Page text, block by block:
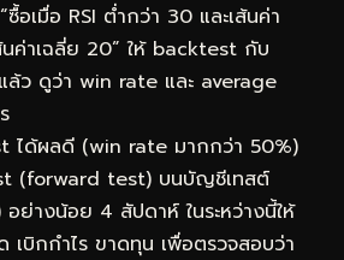
เมื่อ RSI ต่ำกว่า 30 และเส้นค่า
นค่าเฉลี่ย 20” ให้ backtest กับ
ล้ว ดูว่า win rate และ average
ได้ผลดี (win rate มากกว่า 50%)
(forward test) บนบัญชีเทสต์
ย่างน้อย 4 สัปดาห์ ในระหว่างนี้ให้
เบิกกำไร ขาดทุน เพื่อตรวจสอบว่า